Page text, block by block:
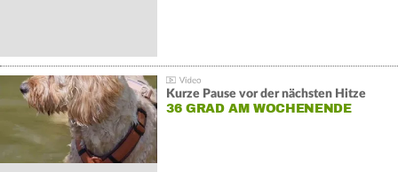
Kurze Pause vor der nächsten Hitze
36 GRAD AM WOCHENENDE